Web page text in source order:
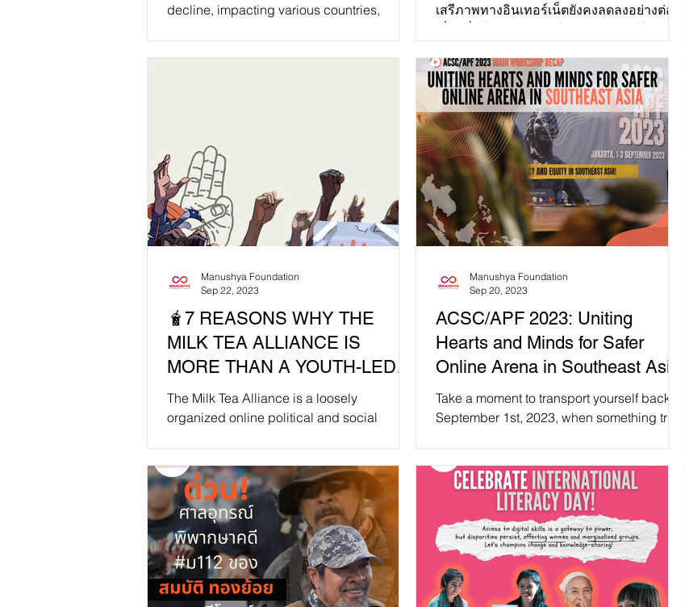
decline, impacting various countries,
เสรีภาพทางอินเทอร์เน็ตยังคงลดลงอย่างต่อ
🧋7 REASONS WHY THE
MILK TEA ALLIANCE IS
MORE THAN A YOUTH-LED
MOVEMENT 🧋🌍
The Milk Tea Alliance is a loosely
organized online political and social
Manushya Foundation
Sep 22, 2023
ACSC/APF 2023: Uniting
Hearts and Minds for Safer
Online Arena in Southeast Asia
Take a moment to transport yourself back to
September 1st, 2023, when something truly
Manushya Foundation
Sep 20, 2023